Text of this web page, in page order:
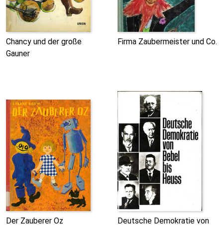
Chancy und der große
Gauner
Firma Zaubermeister und Co.
Der Zauberer Oz
Deutsche Demokratie von